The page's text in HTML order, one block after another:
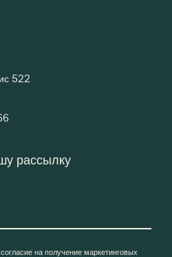
522
рассылку
на получение маркетинговых